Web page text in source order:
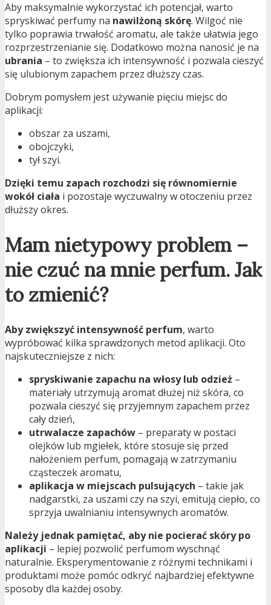
Aby maksymalnie wykorzystać ich potencjał, warto
spryskiwać perfumy na nawilżoną skórę. Wilgoć nie
tylko poprawia trwałość aromatu, ale także ułatwia jego
rozprzestrzenianie się. Dodatkowo można nanosić je na
ubrania – to zwiększa ich intensywność i pozwala cieszyć
się ulubionym zapachem przez dłuższy czas.
Dobrym pomysłem jest używanie pięciu miejsc do
aplikacji:
obszar za uszami,
obojczyki,
tył szyi.
Dzięki temu zapach rozchodzi się równomiernie
wokół ciała i pozostaje wyczuwalny w otoczeniu przez
dłuższy okres.
Mam nietypowy problem –
nie czuć na mnie perfum. Jak
to zmienić?
Aby zwiększyć intensywność perfum, warto
wypróbować kilka sprawdzonych metod aplikacji. Oto
najskuteczniejsze z nich:
spryskiwanie zapachu na włosy lub odzież –
materiały utrzymują aromat dłużej niż skóra, co
pozwala cieszyć się przyjemnym zapachem przez
cały dzień,
utrwalacze zapachów – preparaty w postaci
olejków lub mgiełek, które stosuje się przed
nałożeniem perfum, pomagają w zatrzymaniu
cząsteczek aromatu,
aplikacja w miejscach pulsujących – takie jak
nadgarstki, za uszami czy na szyi, emitują ciepło, co
sprzyja uwalnianiu intensywnych aromatów.
Należy jednak pamiętać, aby nie pocierać skóry po
aplikacji – lepiej pozwolić perfumom wyschnąć
naturalnie. Eksperymentowanie z różnymi technikami i
produktami może pomóc odkryć najbardziej efektywne
sposoby dla każdej osoby.